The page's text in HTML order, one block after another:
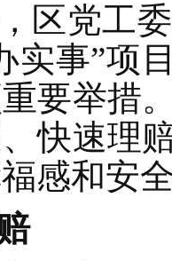
区党工
实事”项
要举措
快速理
感和安